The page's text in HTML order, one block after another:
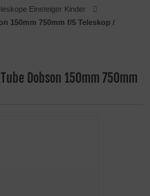
Einsteiger Kinder
150mm 750mm f/5 Teleskop /
Dobson 150mm 750mm